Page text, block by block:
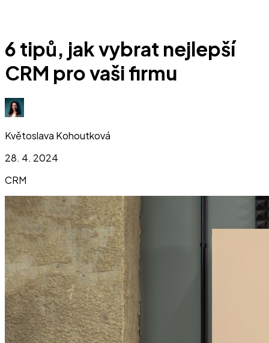
6 tipů, jak vybrat nejlepší
CRM pro vaši firmu
Květoslava Kohoutková
28. 4. 2024
CRM